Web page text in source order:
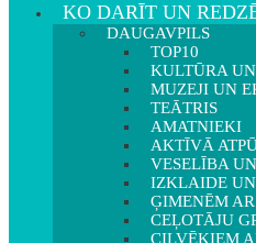
KO DARĪT UN
DAUGAVPILS
TOP10
KULTŪRA
MUZEJI UN
TEĀTRIS
AMATNIEKI
AKTĪVĀ
VESELĪBA
IZKLAIDE UN
ĢIMENĒM
CEĻOTĀJU
CILVĒKIEM